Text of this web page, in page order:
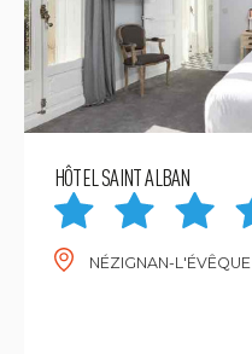
HÔTEL SAINT ALBAN
NÉZIGNAN-L'ÉVÊQUE